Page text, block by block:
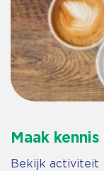
Maak
Bekijk activiteit